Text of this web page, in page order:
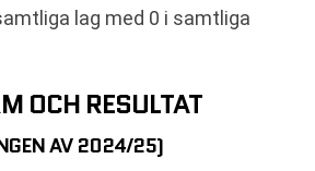
lag med 0 i samtliga
OCH RESULTAT
AV 2024/25)